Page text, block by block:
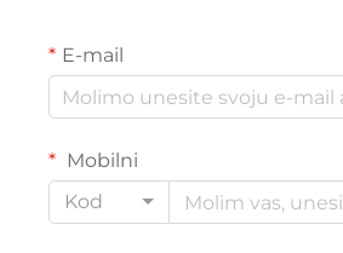
E-mail
Mobilni
Kod